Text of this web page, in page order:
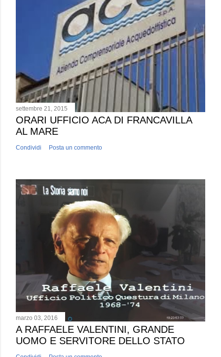
settembre 21, 2015
ORARI UFFICIO ACA DI FRANCAVILLA
AL MARE
Condividi Posta un commento
marzo 03, 2016
A RAFFAELE VALENTINI, GRANDE
UOMO E SERVITORE DELLO STATO